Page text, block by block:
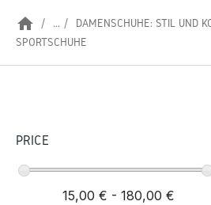
home ... DAMENSCHUHE: STIL UND
SPORTSCHUHE
PRICE
15,00 € - 180,00 €